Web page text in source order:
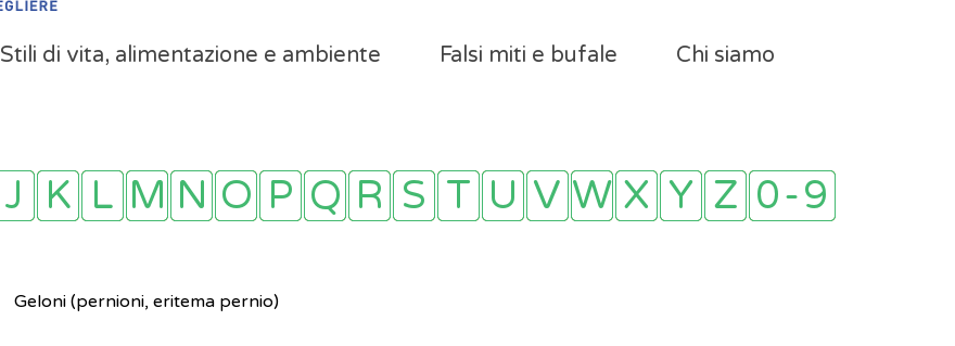
Stili di vita, alimentazione e ambiente Falsi miti e bufale Chi siamo
Geloni (pernioni, eritema pernio)